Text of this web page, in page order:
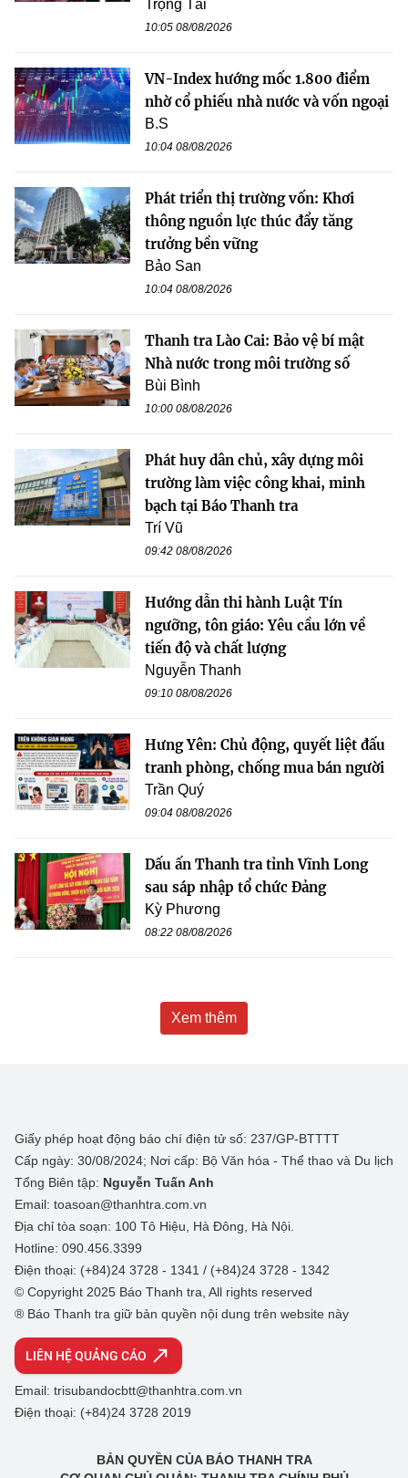
Trọng Tài
10:05 08/08/2026
VN-Index hướng mốc 1.800 điểm
nhờ cổ phiếu nhà nước và vốn ngoại
B.S
10:04 08/08/2026
Phát triển thị trường vốn: Khơi
thông nguồn lực thúc đẩy tăng
trưởng bền vững
Bảo San
10:04 08/08/2026
Thanh tra Lào Cai: Bảo vệ bí mật
Nhà nước trong môi trường số
Bùi Bình
10:00 08/08/2026
Phát huy dân chủ, xây dựng môi
trường làm việc công khai, minh
bạch tại Báo Thanh tra
Trí Vũ
09:42 08/08/2026
Hướng dẫn thi hành Luật Tín
ngưỡng, tôn giáo: Yêu cầu lớn về
tiến độ và chất lượng
Nguyễn Thanh
09:10 08/08/2026
Hưng Yên: Chủ động, quyết liệt đấu
tranh phòng, chống mua bán người
Trần Quý
09:04 08/08/2026
Dấu ấn Thanh tra tỉnh Vĩnh Long
sau sáp nhập tổ chức Đảng
Kỳ Phương
08:22 08/08/2026
Xem thêm
Giấy phép hoạt động báo chí điện tử số: 237/GP-BTTTT
Cấp ngày: 30/08/2024; Nơi cấp: Bộ Văn hóa - Thể thao và Du lịch
Tổng Biên tập: Nguyễn Tuấn Anh
Email: toasoan@thanhtra.com.vn
Địa chỉ tòa soạn: 100 Tô Hiệu, Hà Đông, Hà Nội.
Hotline: 090.456.3399
Điện thoại: (+84)24 3728 - 1341 / (+84)24 3728 - 1342
© Copyright 2025 Báo Thanh tra, All rights reserved
® Báo Thanh tra giữ bản quyền nội dung trên website này
LIÊN HỆ QUẢNG CÁO
Email: trisubandocbtt@thanhtra.com.vn
Điện thoại: (+84)24 3728 2019
BẢN QUYỀN CỦA BÁO THANH TRA